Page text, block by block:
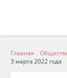
Главная
3 марта 2022 года